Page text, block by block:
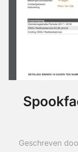
Geschreven